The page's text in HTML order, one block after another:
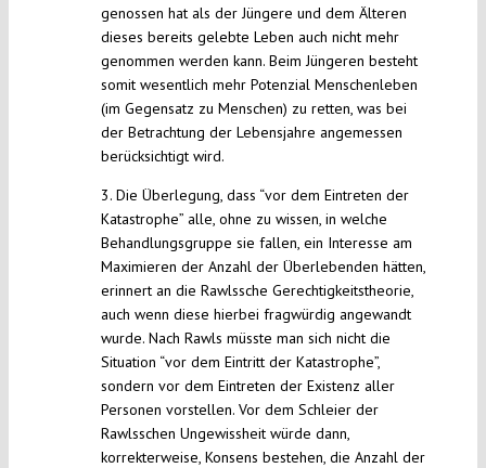
genossen hat als der Jüngere und dem Älteren
dieses bereits gelebte Leben auch nicht mehr
genommen werden kann. Beim Jüngeren besteht
somit wesentlich mehr Potenzial Menschenleben
(im Gegensatz zu Menschen) zu retten, was bei
der Betrachtung der Lebensjahre angemessen
berücksichtigt wird.
3. Die Überlegung, dass “vor dem Eintreten der
Katastrophe” alle, ohne zu wissen, in welche
Behandlungsgruppe sie fallen, ein Interesse am
Maximieren der Anzahl der Überlebenden hätten,
erinnert an die Rawlssche Gerechtigkeitstheorie,
auch wenn diese hierbei fragwürdig angewandt
wurde. Nach Rawls müsste man sich nicht die
Situation “vor dem Eintritt der Katastrophe”,
sondern vor dem Eintreten der Existenz aller
Personen vorstellen. Vor dem Schleier der
Rawlsschen Ungewissheit würde dann,
korrekterweise, Konsens bestehen, die Anzahl der